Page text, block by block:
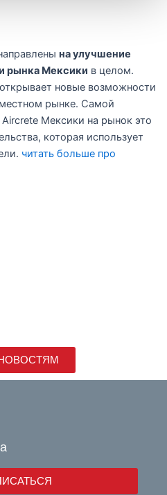
на улучшение
рынка Мексики в целом.
новые возможности
рынке. Самой
Мексики на рынок это
которая использует
читать больше про